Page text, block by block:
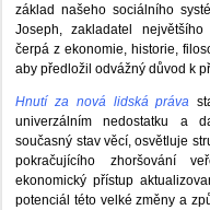
základ našeho sociálního
Joseph, zakladatel
čerpá z ekonomie, historie,
aby předložil odvážný důvod k
Hnutí za nová lidská práva
univerzálním nedostatku a
současný stav věcí, osvětluje
pokračujícího zhoršování
ekonomický přístup
potenciál této velké změny a